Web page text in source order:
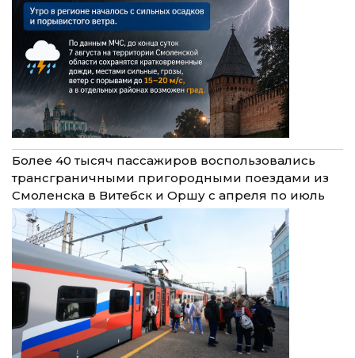
Более 40 тысяч пассажиров воспользовались
трансграничными пригородными поездами из
Смоленска в Витебск и Оршу с апреля по июль